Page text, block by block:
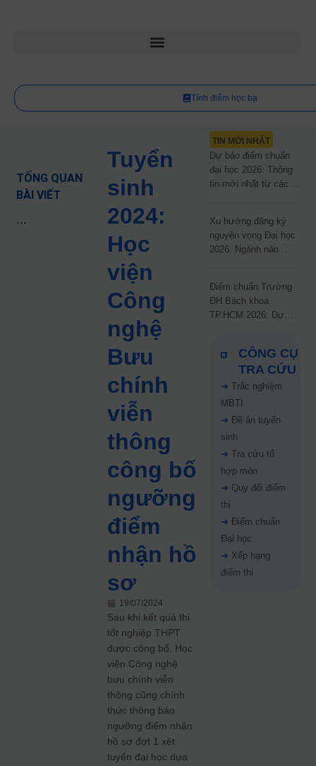
Tính điểm học bạ
TỔNG QUAN
BÀI VIẾT
...
Tuyển
sinh
2024:
Học
viện
Công
nghệ
Bưu
chính
viễn
thông
công bố
ngưỡng
điểm
nhận hồ
sơ
19/07/2024
Sau khi kết quả thi
tốt nghiệp THPT
được công bố, Học
viện Công nghệ
bưu chính viễn
thông cũng chính
thức thông báo
ngưỡng điểm nhận
hồ sơ đợt 1 xét
tuyển đại học dựa
TIN MỚI NHẤT
Dự báo điểm chuẩn
đại học 2026: Thông
tin mới nhất từ các
Xu hướng đăng ký
nguyện vọng Đại học
2026: Ngành nào
Điểm chuẩn Trường
ĐH Bách khoa
TP.HCM 2026: Dự
67%
CÔNG CỤ
TRA CỨU
➜ Trắc nghiệm
MBTI
➜ Đề án tuyển
sinh
➜ Tra cứu tổ
hợp môn
➜ Quy đổi điểm
thi
➜ Điểm chuẩn
Đại học
➜ Xếp hạng
điểm thi